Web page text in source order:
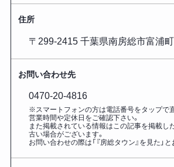
住所
〒299-2415 千葉県南房総市富浦
お問い合わせ先
0470-20-4816
※スマートフォンの方は電話番号をタップで
営業時間や定休日をご確認下さい。
また掲載されている情報はこの記事を掲載し
古い場合がございます。
お問い合わせの際は「『房総タウン』を見た」